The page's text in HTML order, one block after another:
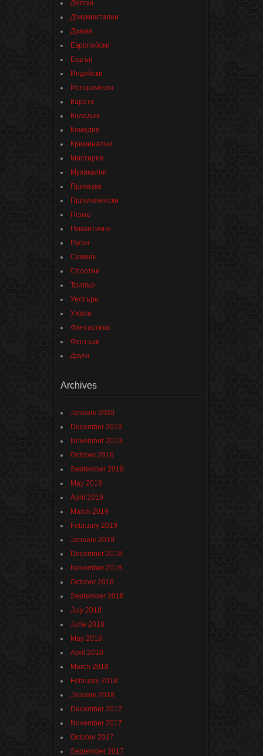
Детски
Документални
Драма
Европейски
Екшън
Индийски
Исторически
Карате
Коледни
Комедия
Криминални
Мистерия
Музикални
Приказка
Приключенски
Психо
Романтични
Руски
Семеен
Спортни
Трилър
Уестърн
Ужаси
Фантастика
Фентъзи
Други
Archives
January 2020
December 2019
November 2019
October 2019
September 2019
May 2019
April 2019
March 2019
February 2019
January 2019
December 2018
November 2018
October 2018
September 2018
July 2018
June 2018
May 2018
April 2018
March 2018
February 2018
January 2018
December 2017
November 2017
October 2017
September 2017